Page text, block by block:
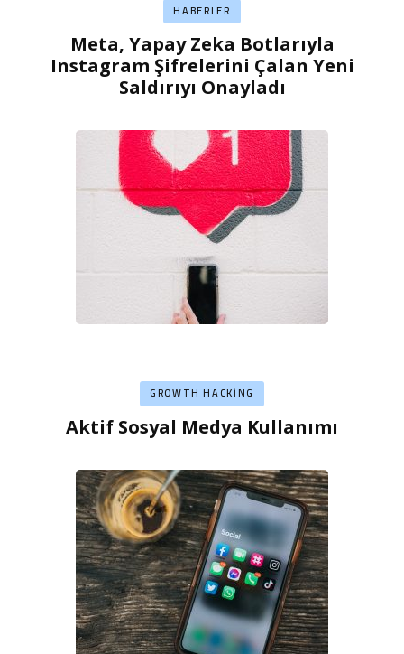
HABERLER
Meta, Yapay Zeka Botlarıyla
Instagram Şifrelerini Çalan Yeni
Saldırıyı Onayladı
GROWTH HACKING
Aktif Sosyal Medya Kullanımı